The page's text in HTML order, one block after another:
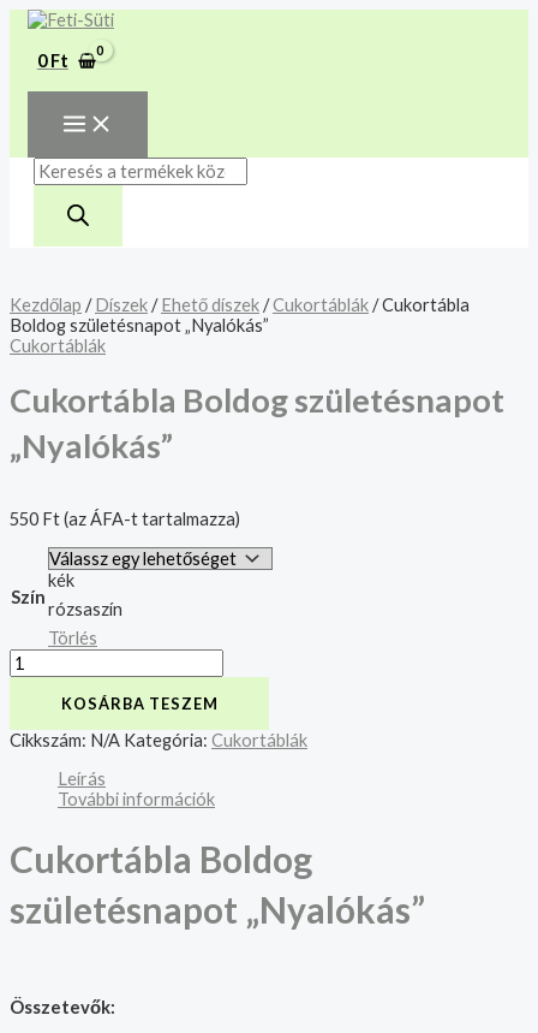
Skip
content
0Ft
MAIN
MENU
Products
search
Kezdőlap /Díszek/Ehető díszek/Cukortáblák/ Cukortábla
Boldog születésnapot „Nyalókás”
Cukortáblák
Cukortábla Boldog születésnapot
„Nyalókás”
550 Ft(az ÁFA-t tartalmazza)
Szín
kék
rózsaszín
Törlés
Cukortábla
Boldog
születésnapot
"Nyalókás"
mennyiség
KOSÁRBA TESZEM
Cikkszám: N/A Kategória: Cukortáblák
Leírás
További információk
Cukortábla Boldog
születésnapot „Nyalókás”
Összetevők:
A mélyhűtött termékeket
csakis saját felelősségre
adjuk át futárszolgálatnak,
tekintettel a feloldási időre.